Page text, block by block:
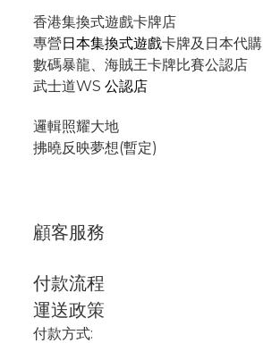
香港集換式遊戲卡牌店
專營日本集換式遊戲卡牌及日本代購
數碼暴龍、海賊王卡牌比賽公認店
武士道WS 公認店
邏輯照耀大地
拂曉反映夢想(暫定)
顧客服務
付款流程
運送政策
付款方式: